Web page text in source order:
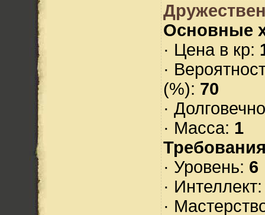
Основные
· Цена в кр:
·
(%): 70
·
· Масса: 1
· Уровень: 6
·
·